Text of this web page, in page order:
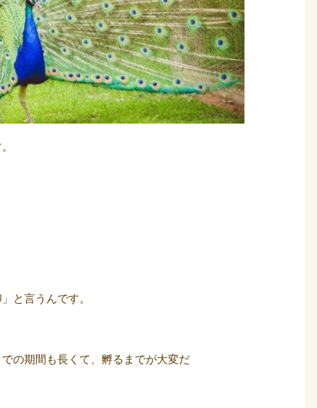
と言うんです。
の期間も長くて、孵るまでが大変だ